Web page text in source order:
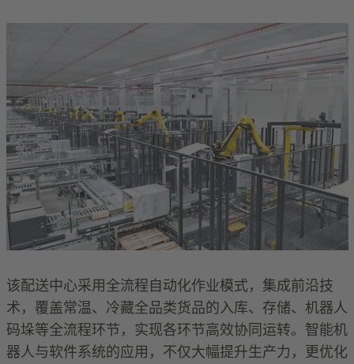
该配送中心采用全流程自动化作业模式，集成前沿技
术，覆盖常温、冷藏全品类货品的入库、存储、机器人
码垛等全流程环节，实现各环节高效协同运转。智能机
器人与软件系统的应用，不仅大幅提升生产力，更优化